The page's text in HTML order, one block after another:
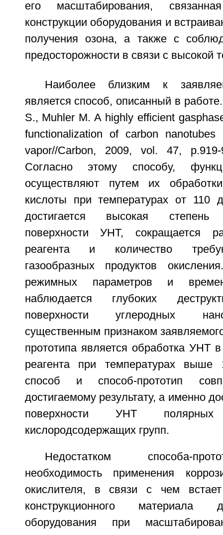
его масштабирования,
конструкции оборудования и
получения озона, а также с
предосторожности в связи с высокой
Наиболее близким к
является способ, описанный в
S., Muhler M. A highly efficient
functionalization of carbon
vapor//Carbon, 2009, vol. 47,
Согласно этому способу,
осуществляют путем их
кислоты при температурах от 110
достигается высокая степень
поверхности УНТ, сокращается
реагента и количество
газообразных продуктов
режимных параметров и
наблюдается глубоких
поверхности углеродных
существенным признаком
прототипа является обработка УНТ
реагента при температурах выше
способ и способ-прототип
достигаемому результату, а именно
поверхности УНТ полярных
кислородсодержащих групп.
Недостатком способа-
необходимость применения
окислителя, в связи с чем
конструкционного материала
оборудования при